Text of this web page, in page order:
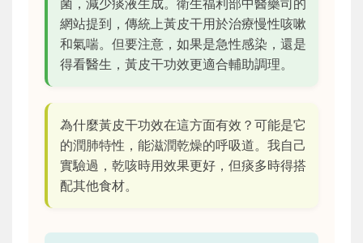
菌，減少痰液生成。衛生福利部中醫藥司的
網站提到，傳統上黃皮干用於治療慢性咳嗽
和氣喘。但要注意，如果是急性感染，還是
得看醫生，黃皮干功效更適合輔助調理。
為什麼黃皮干功效在這方面有效？可能是它
的潤肺特性，能滋潤乾燥的呼吸道。我自己
實驗過，乾咳時用效果更好，但痰多時得搭
配其他食材。